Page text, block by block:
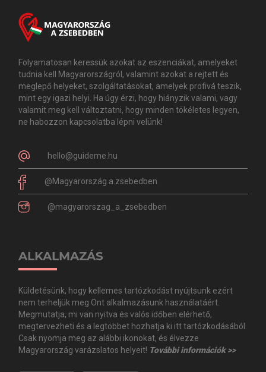
Folyamatosan keressük azokat az eszenciákat, amelyeket
tudnia kell Magyarországról, valamint azokat a rejtett és
meglepő helyeket, szolgáltatásokat, amelyek profivá teszik,
mint egy igazi helyi. Ha úgy érzi, hogy hiányzik valami, vagy
valamit meg kell változtatni, hogy minden tökéletes legyen,
ne habozzon kapcsolatba lépni velünk!
hello@guideme.hu
@Magyarország.a.zsebedben
@magyarorszag_a_zsebedben
ALKALMAZÁS
Küldetésünk, hogy kellemes tartózkodást nyújtsunk ezért
nem terheljük meg Önt alkalmazásunk használatáért.
Megmutatja, mi van nyitva és valós időben elérhető,
megtervezheti és a legtöbbet hozhatja ki itt tartózkodásából.
Csak nyomja meg az alábbi ikonokat, és élvezze
Magyarország varázslatos helyeit! További információk >>